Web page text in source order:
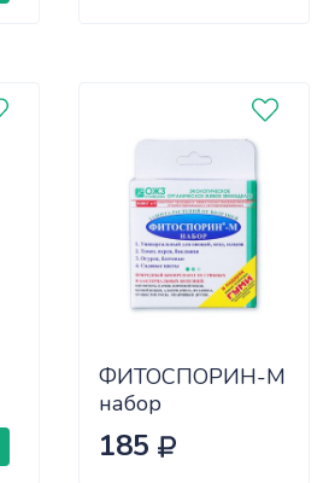
ФИТОСПОРИН-М
набор
185